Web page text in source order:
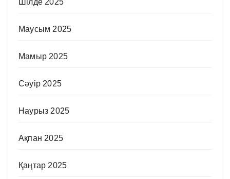
Шілде 2025
Маусым 2025
Мамыр 2025
Сәуір 2025
Наурыз 2025
Ақпан 2025
Қаңтар 2025